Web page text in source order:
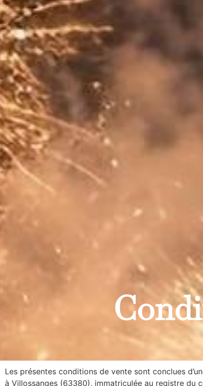
Les présentes conditions de vente sont conclues
à Villossanges (63380), immatriculée au registre du